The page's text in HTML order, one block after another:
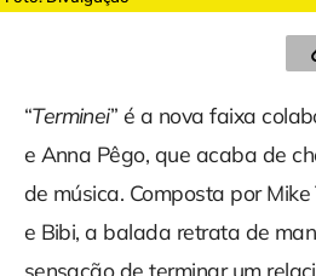
“Terminei” é a nova faixa
e Anna Pêgo, que acaba de
de música. Composta por Mike
e Bibi, a balada retrata de
sensação de terminar um